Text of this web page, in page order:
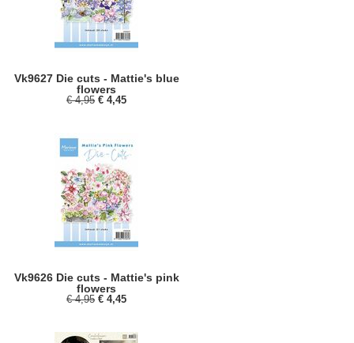
Vk9627 Die cuts - Mattie's blue
flowers
€ 4,95 € 4,45
Vk9626 Die cuts - Mattie's pink
flowers
€ 4,95 € 4,45